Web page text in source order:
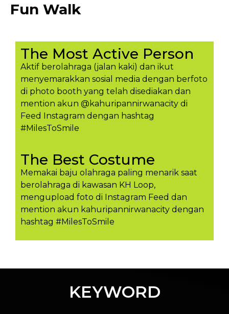
Fun Walk
The Most Active Person
Aktif berolahraga (jalan kaki) dan ikut
menyemarakkan sosial media dengan berfoto
di photo booth yang telah disediakan dan
mention akun @kahuripannirwanacity di
Feed Instagram dengan hashtag
#MilesToSmile
The Best Costume
Memakai baju olahraga paling menarik saat
berolahraga di kawasan KH Loop,
mengupload foto di Instagram Feed dan
mention akun kahuripannirwanacity dengan
hashtag #MilesToSmil​e
KEYWORD